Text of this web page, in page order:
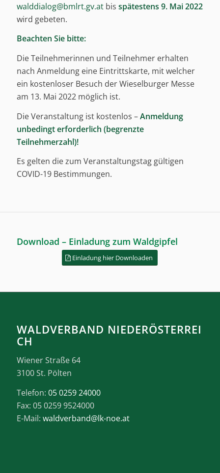
walddialog@bmlrt.gv.atbis spätestens 9. Mai 2022
wird gebeten.
Beachten Sie bitte:
Die Teilnehmerinnen und Teilnehmer erhalten
nach Anmeldung eine Eintrittskarte, mit welcher
ein kostenloser Besuch der Wieselburger Messe
am 13. Mai 2022 möglich ist.
Die Veranstaltung ist kostenlos –Anmeldung
unbedingt erforderlich (begrenzte
Teilnehmerzahl)!
Es gelten die zum Veranstaltungstag gültigen
COVID-19 Bestimmungen.
Download – Einladung zum Waldgipfel
Einladung hier Downloaden
WALDVERBAND NIEDERÖSTERREI
CH
Wiener Straße 64
3100 St. Pölten
Telefon: 05 0259 24000
Fax: 05 0259 9524000
E-Mail: waldverband@lk-noe.at